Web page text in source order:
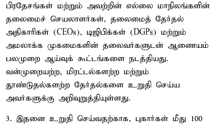
பிரதேசங்கள் மற்றும் அவற்றின் எல்லை மாநிலங்களின்
தலைமைச் செயலாளர்கள், தலைமைத் தேர்தல்
அதிகாரிகள் (CEOs), டிஜிபிக்கள் (DGPs) மற்றும்
அமலாக்க முகமைகளின் தலைவர்களுடன் ஆணையம்
பலமுறை ஆய்வுக் கூட்டங்களை நடத்தியது.
வன்முறையற்ற, மிரட்டல்களற்ற மற்றும்
தூண்டுதல்களற்ற தேர்தல்களை உறுதி செய்ய
அவர்களுக்கு அறிவுறுத்தியுள்ளது.
3. இதனை உறுதி செய்வதற்காக, புகார்கள் மீது 100